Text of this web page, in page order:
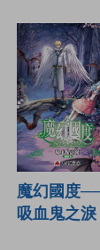
魔幻國度
吸血鬼之淚